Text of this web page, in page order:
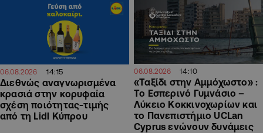
06.08.2026 14:15
Διεθνώς αναγνωρισμένα
κρασιά στην κορυφαία
σχέση ποιότητας-τιμής
από τη Lidl Κύπρου
06.08.2026 14:10
«Ταξίδι στην Αμμόχωστο» :
Το Εσπερινό Γυμνάσιο –
Λύκειο Κοκκινοχωρίων και
το Πανεπιστήμιο UCLan
Cyprus ενώνουν δυνάμεις